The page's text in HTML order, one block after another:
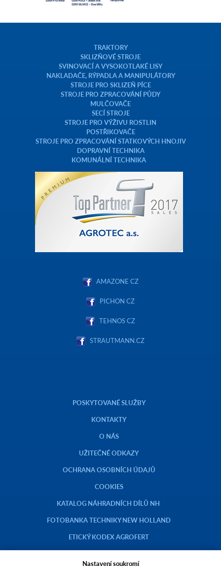
TRAKTORY
SKLIZŇOVÉ STROJE
SVINOVACÍ A VYSOKOTLAKÉ LISY
NAKLADAČE, RÝPADLA A MANIPULÁTORY
STROJE PRO SKLIZEŇ PÍCE
STROJE PRO ZPRACOVÁNÍ PŮDY
MULČOVAČE
SECÍ STROJE
STROJE PRO VÝŽIVU ROSTLIN
POSTŘIKOVAČE
STROJE PRO ZPRACOVÁNÍ STATKOVÝCH HNOJIV
DOPRAVNÍ TECHNIKA
KOMUNÁLNÍ TECHNIKA
AMAZONE CZ
PICHON CZ
TEHNOS CZ
STRAUTMANN.CZ
POSKYTOVANÉ SLUŽBY
KONTAKTY
O NÁS
UŽITEČNÉ ODKAZY
OCHRANA OSOBNÍCH ÚDAJŮ
COOKIES
KATALOG NÁHRADNÍCH DÍLŮ NH
FOTOBANKA TECHNIKY NEW HOLLAND
ETICKÝ KODEX AGROFERT
Nastavení soukromí